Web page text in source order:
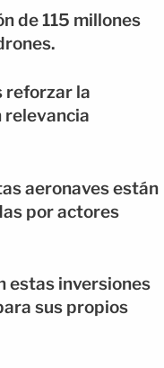
de 115 millones
reforzar la
relevancia
aeronaves están
por actores
estas inversiones
sus propios